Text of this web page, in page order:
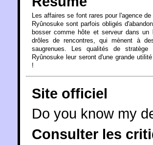
Les affaires se font rares pour l'agence
Ryûnosuke sont parfois obligés
bosser comme hôte et serveur dans
drôles de rencontres, qui mènent à
saugrenues. Les qualités de
Ryûnosuke leur seront d'une grande
!
Site officiel
Do you know my
Consulter les